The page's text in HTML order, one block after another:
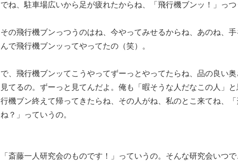
でね、駐車場広いから足が疲れたからね、「飛行機ブンッ！」っつ
その飛行機ブンっつうのはね、今やってみせるからね、あのね、手
んで飛行機ブンッってやってたの（笑）。
で、飛行機ブンッてこうやってずーっとやってたらね、品の良い
見てるの。ずーっと見てんだよ。俺も「暇そうな人だなこの人」
行機ブン終えて帰ってきたらね、その人がね、私のとこ来てね、
ね？」っていうの。
「斎藤一人研究会のものです！」っていうの。そんな研究会いつ